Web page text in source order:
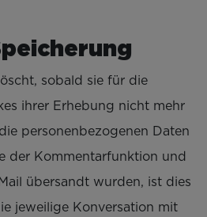
sobald sie für die
ihrer Erhebung nicht mehr
personenbezogenen Daten
der Kommentarfunktion und
übersandt wurden, ist dies
jeweilige Konversation mit